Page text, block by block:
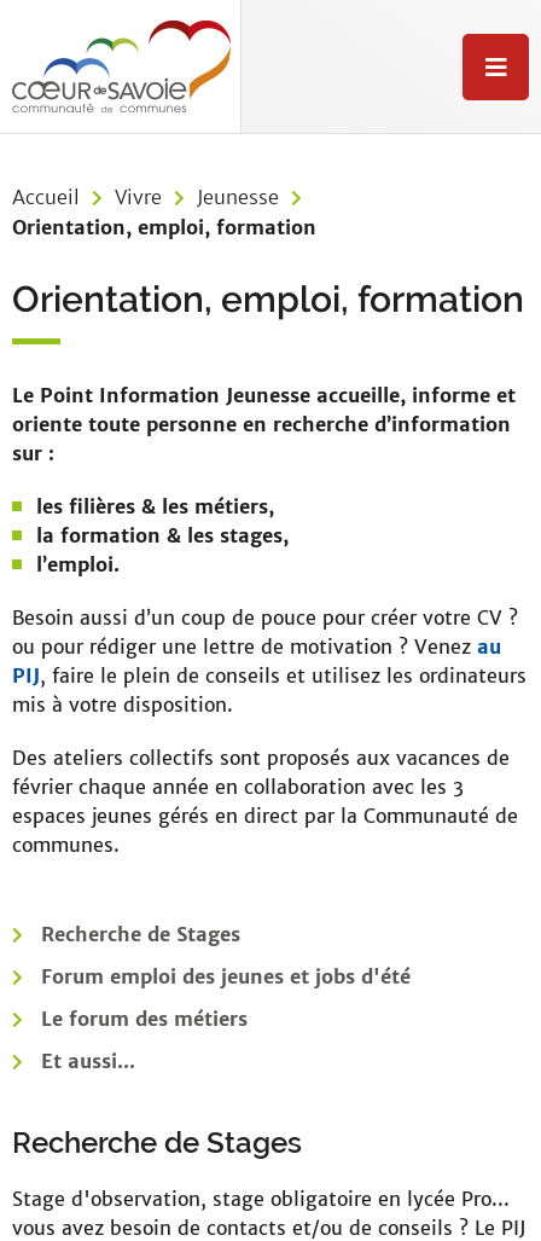
Aller à la recherche
M
e
Accueil
Vivre
Jeunesse
Orientation, emploi, formation
Orientation, emploi, formation
Le Point Information Jeunesse accueille, informe et
oriente toute personne en recherche d’information
sur :
les filières & les métiers,
la formation & les stages,
l’emploi.
Besoin aussi d’un coup de pouce pour créer votre CV ?
ou pour rédiger une lettre de motivation ? Venez au
PIJ, faire le plein de conseils et utilisez les ordinateurs
mis à votre disposition.
Des ateliers collectifs sont proposés aux vacances de
février chaque année en collaboration avec les 3
espaces jeunes gérés en direct par la Communauté de
communes.
Recherche de Stages
Forum emploi des jeunes et jobs d'été
Le forum des métiers
Et aussi...
Recherche de Stages
Stage d'observation, stage obligatoire en lycée Pro...
vous avez besoin de contacts et/ou de conseils ? Le PIJ